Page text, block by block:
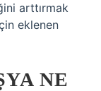
arttırmak
eklenen
NE